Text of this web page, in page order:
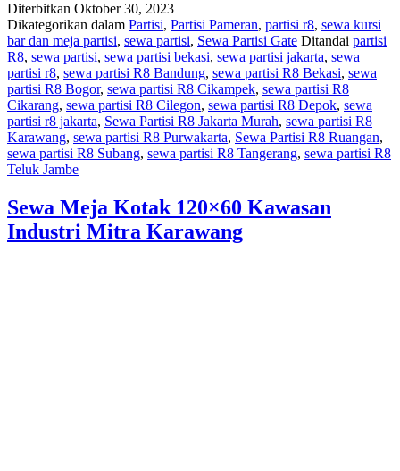
INDUSTRI
MITRA
KARAWANG
SIAP
PASANG
Diterbitkan Oktober 30, 2023
Dikategorikan dalam Partisi, Partisi Pameran, partisi r8, sewa kursi
bar dan meja partisi, sewa partisi, Sewa Partisi Gate Ditandai partisi
R8, sewa partisi, sewa partisi bekasi, sewa partisi jakarta, sewa
partisi r8, sewa partisi R8 Bandung, sewa partisi R8 Bekasi, sewa
partisi R8 Bogor, sewa partisi R8 Cikampek, sewa partisi R8
Cikarang, sewa partisi R8 Cilegon, sewa partisi R8 Depok, sewa
partisi r8 jakarta, Sewa Partisi R8 Jakarta Murah, sewa partisi R8
Karawang, sewa partisi R8 Purwakarta, Sewa Partisi R8 Ruangan,
sewa partisi R8 Subang, sewa partisi R8 Tangerang, sewa partisi R8
Teluk Jambe
Sewa Meja Kotak 120×60 Kawasan
Industri Mitra Karawang